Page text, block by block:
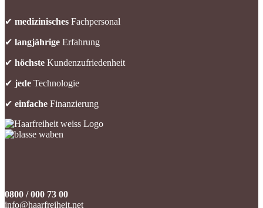
✔ medizinisches Fachpersonal
✔ langjährige Erfahrung
✔ höchste Kundenzufriedenheit
✔ jede Technologie
✔ einfache Finanzierung
0800 / 000 73 00
info@haarfreiheit.net